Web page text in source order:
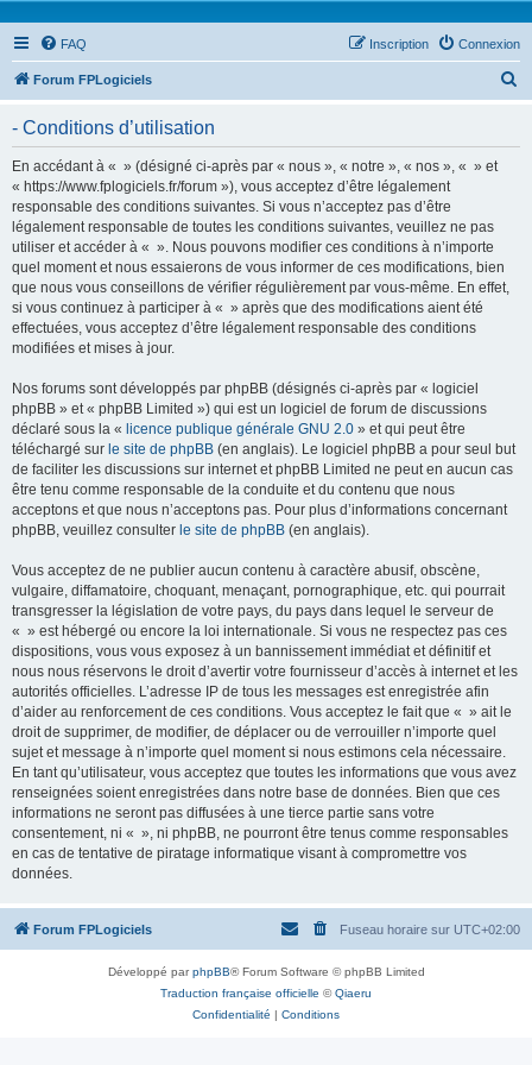
FAQ Connexion
Inscription
Forum FPLogiciels
- Conditions d’utilisation
En accédant à « » (désigné ci-après par « nous », « notre », « nos », « » et
« https://www.fplogiciels.fr/forum »), vous acceptez d’être légalement
responsable des conditions suivantes. Si vous n’acceptez pas d’être
légalement responsable de toutes les conditions suivantes, veuillez ne pas
utiliser et accéder à « ». Nous pouvons modifier ces conditions à n’importe
quel moment et nous essaierons de vous informer de ces modifications, bien
que nous vous conseillons de vérifier régulièrement par vous-même. En effet,
si vous continuez à participer à « » après que des modifications aient été
effectuées, vous acceptez d’être légalement responsable des conditions
modifiées et mises à jour.
Nos forums sont développés par phpBB (désignés ci-après par « logiciel
phpBB » et « phpBB Limited ») qui est un logiciel de forum de discussions
déclaré sous la « licence publique générale GNU 2.0 » et qui peut être
téléchargé sur le site de phpBB (en anglais). Le logiciel phpBB a pour seul but
de faciliter les discussions sur internet et phpBB Limited ne peut en aucun cas
être tenu comme responsable de la conduite et du contenu que nous
acceptons et que nous n’acceptons pas. Pour plus d’informations concernant
phpBB, veuillez consulter le site de phpBB (en anglais).
Vous acceptez de ne publier aucun contenu à caractère abusif, obscène,
vulgaire, diffamatoire, choquant, menaçant, pornographique, etc. qui pourrait
transgresser la législation de votre pays, du pays dans lequel le serveur de
« » est hébergé ou encore la loi internationale. Si vous ne respectez pas ces
dispositions, vous vous exposez à un bannissement immédiat et définitif et
nous nous réservons le droit d’avertir votre fournisseur d’accès à internet et les
autorités officielles. L’adresse IP de tous les messages est enregistrée afin
d’aider au renforcement de ces conditions. Vous acceptez le fait que « » ait le
droit de supprimer, de modifier, de déplacer ou de verrouiller n’importe quel
sujet et message à n’importe quel moment si nous estimons cela nécessaire.
En tant qu’utilisateur, vous acceptez que toutes les informations que vous avez
renseignées soient enregistrées dans notre base de données. Bien que ces
informations ne seront pas diffusées à une tierce partie sans votre
consentement, ni « », ni phpBB, ne pourront être tenus comme responsables
en cas de tentative de piratage informatique visant à compromettre vos
données.
Forum FPLogiciels Fuseau horaire sur UTC+02:00
Développé parphpBB® Forum Software © phpBB Limited
Traduction française officielle ©Qiaeru
Confidentialité | Conditions